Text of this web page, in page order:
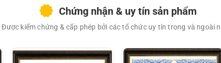
Chứng nhận & uy tín sản phẩm
Được kiểm chứng & cấp phép bởi các tổ chức uy tín trong và ngoài